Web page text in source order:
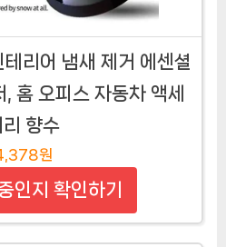
리어 냄새 제거 에센셜
홈 오피스 자동차 액세
리 향수
원
인지 확인하기